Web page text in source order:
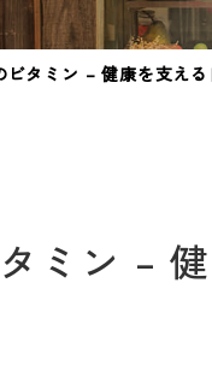
ビタミン – 健康を支え
ミン –